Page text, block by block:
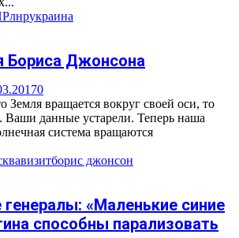
лнрукраина
Бориса Джонсона
0
Земля вращается вокруг своей оси, то
Ваши данные устарели. Теперь наша
система вращаются
визитборис джонсон
«Маленькие синие
способны парализовать